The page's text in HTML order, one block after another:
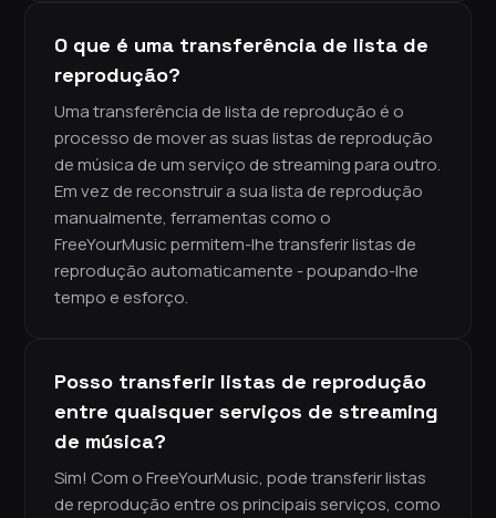
O que é uma transferência de lista de
reprodução?
Uma transferência de lista de reprodução é o
processo de mover as suas listas de reprodução
de música de um serviço de streaming para outro.
Em vez de reconstruir a sua lista de reprodução
manualmente, ferramentas como o
FreeYourMusic permitem-lhe transferir listas de
reprodução automaticamente - poupando-lhe
tempo e esforço.
Posso transferir listas de reprodução
entre quaisquer serviços de streaming
de música?
Sim! Com o FreeYourMusic, pode transferir listas
de reprodução entre os principais serviços, como